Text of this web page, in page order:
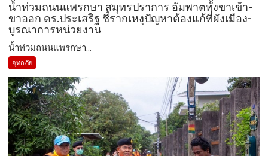
น้ำท่วมถนนแพรกษา สมุทรปราการ อัมพาตทั้งขาเข้า-
ขาออก ดร.ประเสริฐ ชี้รากเหงุปัญหาต้องแก้ที่ผังเมือง-
บูรณาการหน่วยงาน
น้ำท่วมถนนแพรกษา...
อุทกภัย